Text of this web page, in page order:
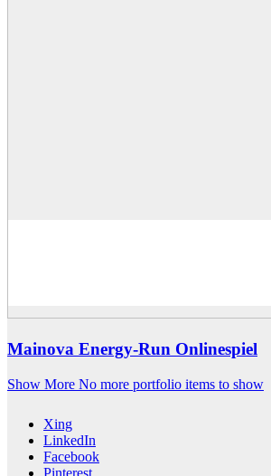
Mainova Energy-Run Onlinespiel
Show More No more portfolio items to show
Xing
LinkedIn
Facebook
Pinterest